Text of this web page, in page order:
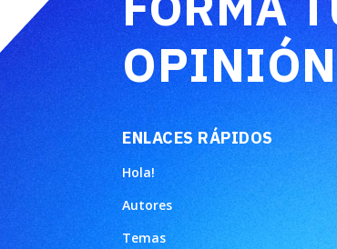
OPINIÓN
ENLACES RÁPIDOS
Hola!
Autores
Temas